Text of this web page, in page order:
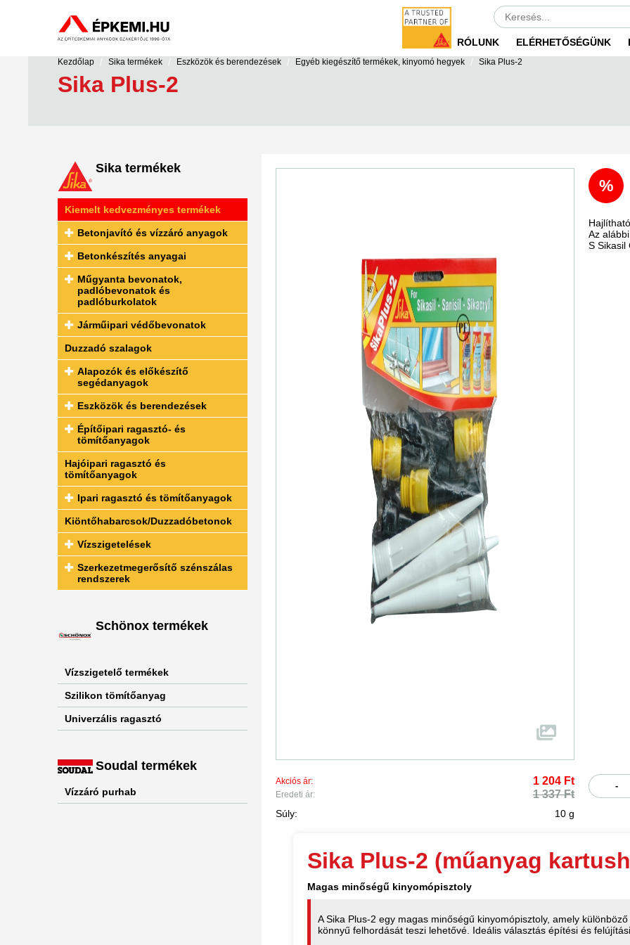
RÓLUNK ELÉRHETŐSÉGÜNK
Kezdőlap / Sika termékek / Eszközök és berendezések / Egyéb kiegészítő termékek, kinyomó hegyek / Sika Plus-2
Sika Plus-2
Sika termékek
Kiemelt kedvezményes termékek
Betonjavító és vízzáró anyagok
Betonkészítés anyagai
Műgyanta bevonatok,
padlóbevonatok és
padlóburkolatok
Járműipari védőbevonatok
Duzzadó szalagok
Alapozók és előkészítő
segédanyagok
Eszközök és berendezések
Építőipari ragasztó- és
tömítőanyagok
Hajóipari ragasztó és
tömítőanyagok
Ipari ragasztó és tömítőanyagok
Kiöntőhabarcsok/Duzzadóbetonok
Vízszigetelések
Szerkezetmegerősítő szénszálas
rendszerek
Schönox termékek
Vízszigetelő termékek
Szilikon tömítőanyag
Univerzális ragasztó
Soudal termékek
Vízzáró purhab
%
Az
S Sikasil
Akciós ár: 1 204 Ft
Eredeti ár: 1 337 Ft
Súly: 10 g
-
Sika Plus-2 (műanyag
Magas minőségű kinyomópisztoly
A Sika Plus-2 egy magas minőségű kinyomópisztoly, amely
könnyű felhordását teszi lehetővé. Ideális választás építési és